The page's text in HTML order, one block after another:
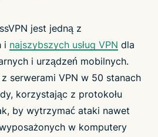
jest jedną z
i najszybszych usług VPN dla
i urządzeń mobilnych.
serwerami VPN w 50 stanach
korzystając z protokołu
by wytrzymać ataki nawet
w komputery